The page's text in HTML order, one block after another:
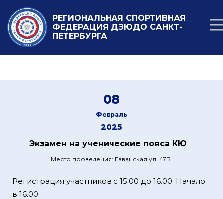
РЕГИОНАЛЬНАЯ СПОРТИВНАЯ
ФЕДЕРАЦИЯ ДЗЮДО САНКТ-
ПЕТЕРБУРГА
08
Февраль
2025
Экзамен на ученические пояса КЮ
Место проведения: Гаванская ул. 47Б.
Регистрация участников с 15.00 до 16.00. Начало
в 16.00.